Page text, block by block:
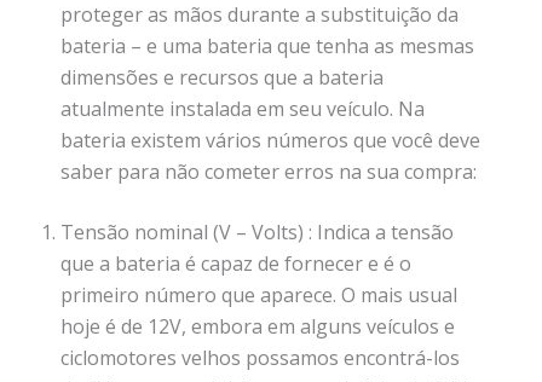
proteger as mãos durante a substituição da
bateria – e uma bateria que tenha as mesmas
dimensões e recursos que a bateria
atualmente instalada em seu veículo. Na
bateria existem vários números que você deve
saber para não cometer erros na sua compra:
Tensão nominal (V – Volts) : Indica a tensão
que a bateria é capaz de fornecer e é o
primeiro número que aparece. O mais usual
hoje é de 12V, embora em alguns veículos e
ciclomotores velhos possamos encontrá-los